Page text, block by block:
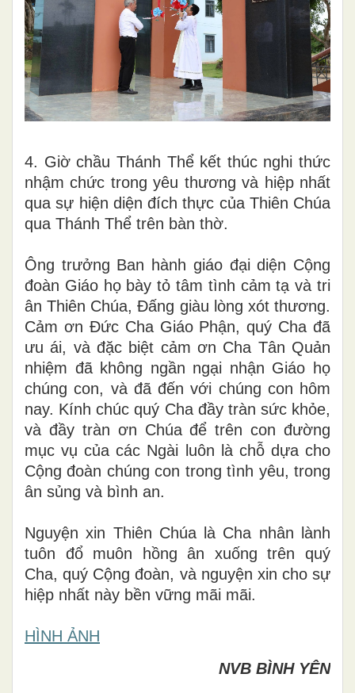
4. Giờ chầu Thánh Thể kết thúc nghi thức
nhậm chức trong yêu thương và hiệp nhất
qua sự hiện diện đích thực của Thiên Chúa
qua Thánh Thể trên bàn thờ.
Ông trưởng Ban hành giáo đại diện Cộng
đoàn Giáo họ bày tỏ tâm tình cảm tạ và tri
ân Thiên Chúa, Đấng giàu lòng xót thương.
Cảm ơn Đức Cha Giáo Phận, quý Cha đã
ưu ái, và đặc biệt cảm ơn Cha Tân Quản
nhiệm đã không ngần ngại nhận Giáo họ
chúng con, và đã đến với chúng con hôm
nay. Kính chúc quý Cha đầy tràn sức khỏe,
và đầy tràn ơn Chúa để trên con đường
mục vụ của các Ngài luôn là chỗ dựa cho
Cộng đoàn chúng con trong tình yêu, trong
ân sủng và bình an.
Nguyện xin Thiên Chúa là Cha nhân lành
tuôn đổ muôn hồng ân xuống trên quý
Cha, quý Cộng đoàn, và nguyện xin cho sự
hiệp nhất này bền vững mãi mãi.
HÌNH ẢNH
NVB BÌNH YÊN